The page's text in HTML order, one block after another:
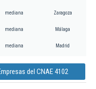
mediana Zaragoza
mediana Málaga
mediana Madrid
del CNAE 4102